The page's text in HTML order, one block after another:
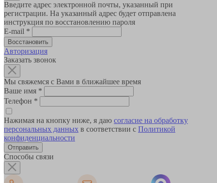
Введите адрес электронной почты, указанный при
регистрации. На указанный адрес будет отправлена
инструкция по восстановлению пароля
E-mail *
Авторизация
Заказать звонок
Мы свяжемся с Вами в ближайшее время
Ваше имя *
Телефон *
Нажимая на кнопку ниже, я даю согласие на обработку
персональных данных в соответствии с Политикой
конфиденциальности
Способы связи